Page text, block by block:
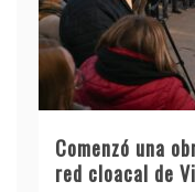
Comenzó una
red cloacal de